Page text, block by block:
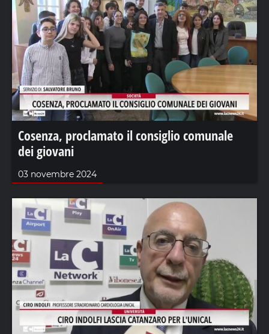
Cosenza, proclamato il consiglio comunale
dei giovani
03 novembre 2024